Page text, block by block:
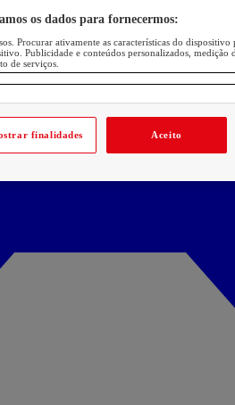
os dados para fornecermos:
Procurar ativamente as características do
Publicidade e conteúdos personalizados, medição
de serviços.
finalidades Aceito